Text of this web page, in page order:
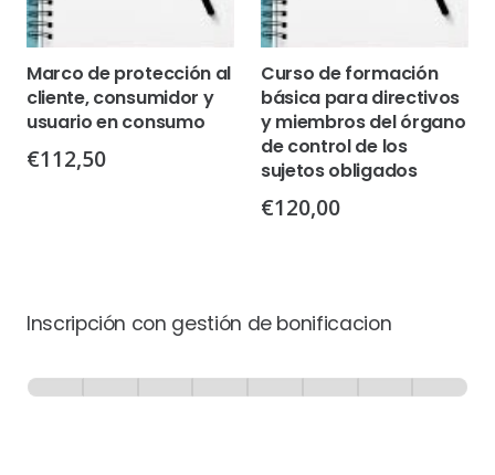
Marco de protección al
cliente, consumidor y
usuario en consumo
€112,50
Curso de formación
básica para directivos
y miembros del órgano
de control de los
sujetos obligados
€120,00
Inscripción con gestión de bonificacion
-